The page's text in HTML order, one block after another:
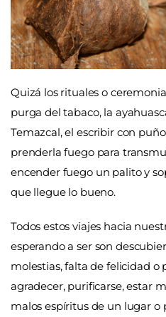
Quizá los rituales o
purga del tabaco, la
Temazcal, el escribir con
prenderla fuego para
encender fuego un palito y
que llegue lo bueno.
Todos estos viajes hacia
esperando a ser son
molestias, falta de felicidad o
agradecer, purificarse, estar
malos espíritus de un lugar o